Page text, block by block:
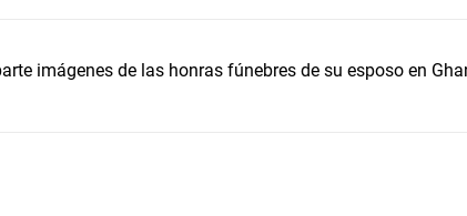
imágenes de las honras fúnebres de su esposo en